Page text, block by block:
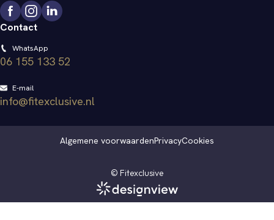
Contact
WhatsApp
06 155 133 52
E-mail
info@fitexclusive.nl
Algemene voorwaardenPrivacyCookies
© Fitexclusive